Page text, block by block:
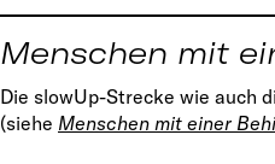
Menschen mit
Die slowUp-Strecke wie auch
(siehe Menschen mit einer